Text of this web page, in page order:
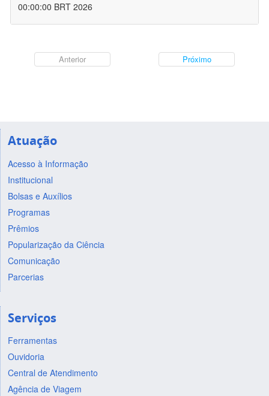
00:00:00 BRT 2026
Anterior Próximo
Atuação
Acesso à Informação
Institucional
Bolsas e Auxílios
Programas
Prêmios
Popularização da Ciência
Comunicação
Parcerias
Serviços
Ferramentas
Ouvidoria
Central de Atendimento
Agência de Viagem